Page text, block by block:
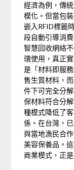
經濟為例，傳
模化。但當包
嵌入RFID標籤
段自動引導消
智慧回收網絡
環使用，真正
是「材料即服
售生質材料，
件下可完全分
保材料符合分
種模式降低了
係。在台灣，
與當地漁民合
美容保養品。
商業模式，正